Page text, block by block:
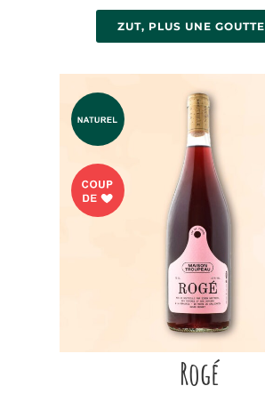
ZUT, PLUS UNE GOUTTE
Rogé